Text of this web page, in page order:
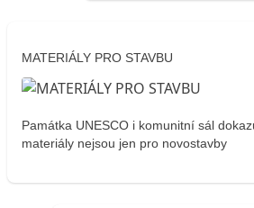
MATERIÁLY PRO STAVBU
Památka UNESCO i komunitní sál
materiály nejsou jen pro novostavby